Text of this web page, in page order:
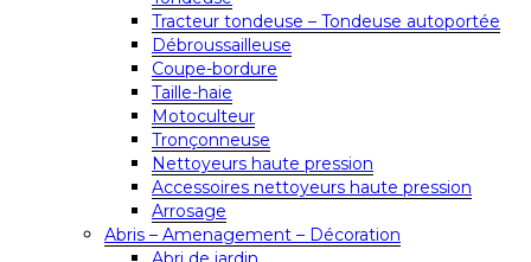
Tracteur tondeuse – Tondeuse autoportée
Débroussailleuse
Coupe-bordure
Taille-haie
Motoculteur
Tronçonneuse
Nettoyeurs haute pression
Accessoires nettoyeurs haute pression
Arrosage
Abris – Amenagement – Décoration